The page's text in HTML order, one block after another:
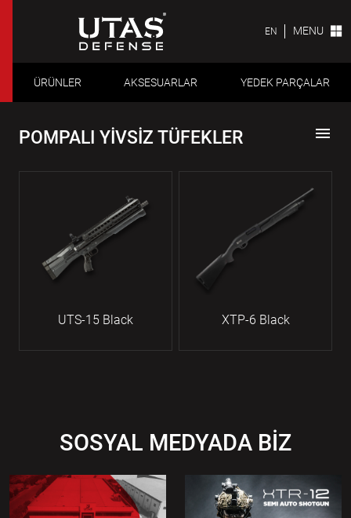
EN MENU
ÜRÜNLER AKSESUARLAR YEDEK PARÇALAR
POMPALI YİVSİZ TÜFEKLER menu
UTS-15 Black XTP-6 Black
SOSYAL MEDYADA BİZ